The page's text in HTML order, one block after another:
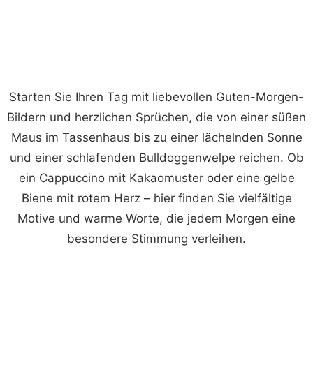
Starten Sie Ihren Tag mit liebevollen Guten-Morgen-
Bildern und herzlichen Sprüchen, die von einer süßen
Maus im Tassenhaus bis zu einer lächelnden Sonne
und einer schlafenden Bulldoggenwelpe reichen. Ob
ein Cappuccino mit Kakaomuster oder eine gelbe
Biene mit rotem Herz – hier finden Sie vielfältige
Motive und warme Worte, die jedem Morgen eine
besondere Stimmung verleihen.